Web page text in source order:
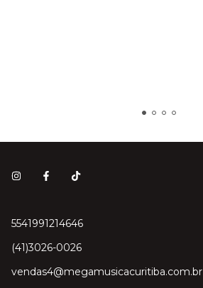
5541991214646
(41)3026-0026
vendas4@megamusicacuritiba.com.br